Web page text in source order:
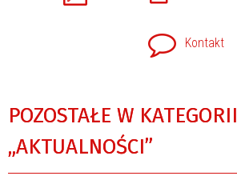
Kontakt
POZOSTAŁE W KATEGORII
„AKTUALNOŚCI”